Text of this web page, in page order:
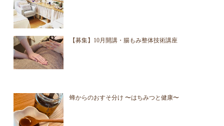
【募集】10月開講・腸もみ整体技術講座
蜂からのおすそ分け 〜はちみつと健康〜